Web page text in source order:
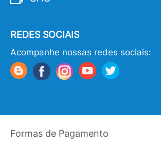
REDES SOCIAIS
Acompanhe nossas redes sociais:
Formas de Pagamento